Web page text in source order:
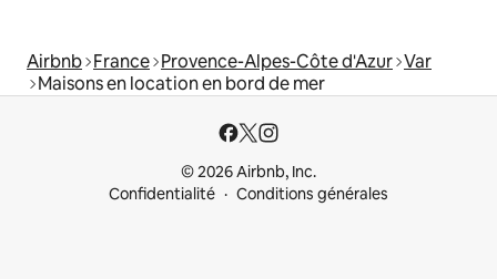
Airbnb France Provence-Alpes-Côte d'Azur Var
Maisons en location en bord de mer
© 2026 Airbnb, Inc.
Confidentialité
Conditions générales